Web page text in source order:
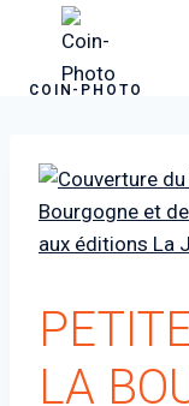
contenu
COIN-PHOTO
LA